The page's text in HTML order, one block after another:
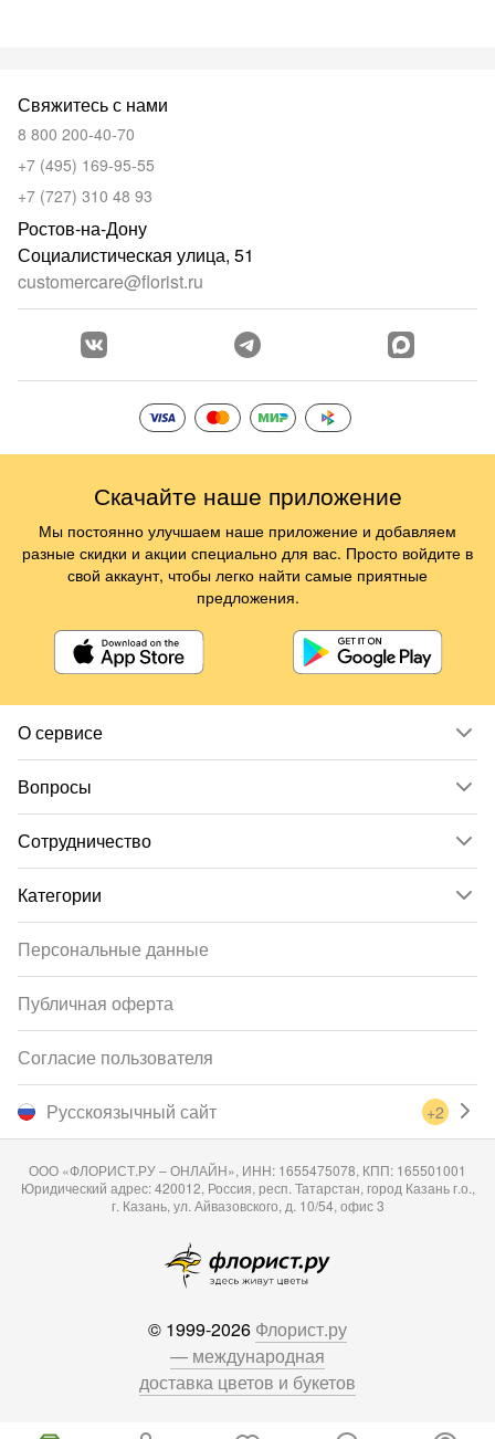
О сервисе
Вопросы
Сотрудничество
Категории
Свяжитесь с нами
8 800 200-40-70
+7 (495) 169-95-55
+7 (727) 310 48 93
Ростов-на-Дону
Социалистическая улица, 51
customercare@florist.ru
Русскоязычный сайт +2
Персональные данные
Публичная оферта
Согласие пользователя
ООО «ФЛОРИСТ.РУ – ОНЛАЙН», ИНН: 1655475078, КПП: 165501001
Юридический адрес: 420012, Россия, респ. Татарстан, город Казань г.о.,
г. Казань, ул. Айвазовского, д. 10/54, офис 3
© 1999-2026 Флорист.ру
— международная
доставка цветов и букетов
Скачайте наше приложение
Мы постоянно улучшаем наше приложение и добавляем
разные скидки и акции специально для вас. Просто войдите в
свой аккаунт, чтобы легко найти самые приятные
предложения.